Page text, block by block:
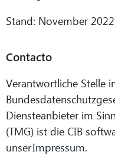
Stand: November 2022
Contacto
Verantwortliche Stelle
Diensteanbieter im
(TMG) ist die CIB
unserImpressum.